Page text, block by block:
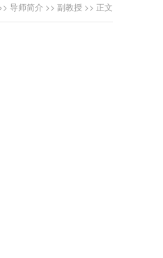
导师简介 >> 副教授 >> 正文